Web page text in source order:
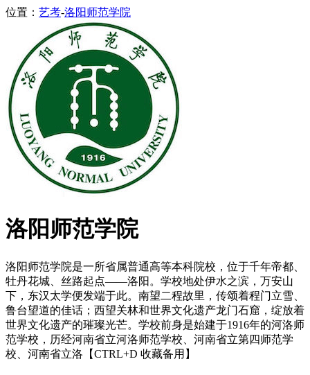
位置： 艺考-洛阳师范学院
洛阳师范学院
洛阳师范学院是一所省属普通高等本科院校，位于千年帝都、
牡丹花城、丝路起点——洛阳。学校地处伊水之滨，万安山
下，东汉太学便发端于此。南望二程故里，传颂着程门立雪、
鲁台望道的佳话；西望关林和世界文化遗产龙门石窟，绽放着
世界文化遗产的璀璨光芒。学校前身是始建于1916年的河洛师
范学校，历经河南省立河洛师范学校、河南省立第四师范学
校、河南省立洛【CTRL+D 收藏备用】